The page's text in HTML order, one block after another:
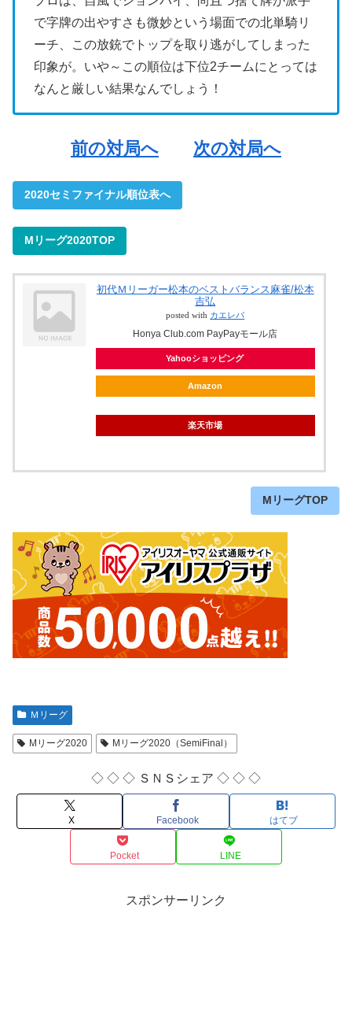
で字牌の出やすさも微妙という場面での北単騎リ
ーチ、この放銃でトップを取り逃がしてしまった
印象が。いや～この順位は下位2チームにとっては
なんと厳しい結果なんでしょう！
前の対局へ 次の対局へ
2020セミファイナル順位表へ
Mリーグ2020TOP
初代Ｍリーガー松本のベストバランス麻雀/松本
吉弘
posted with カエレバ
Honya Club.com PayPayモール店
Yahooショッピング
Amazon
楽天市場
MリーグTOP
Ｍリーグ
Mリーグ2020 Mリーグ2020（SemiFinal）
◇ ◇ ◇ ＳＮＳシェア ◇ ◇ ◇
X Facebook はてブ
Pocket LINE
スポンサーリンク